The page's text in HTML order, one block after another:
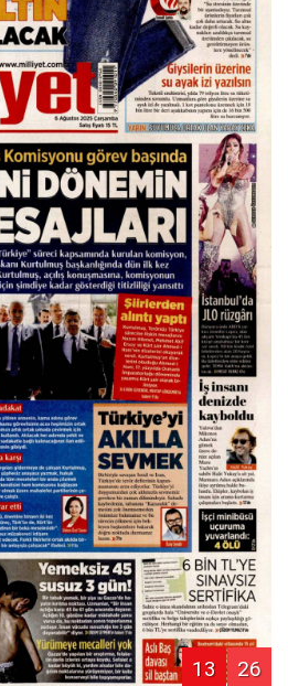
13 26